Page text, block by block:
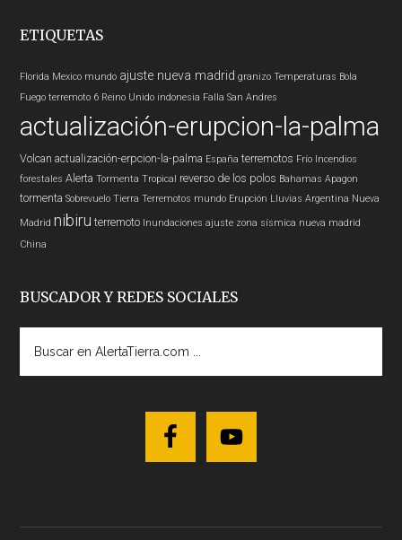
ETIQUETAS
Florida Mexico mundo ajuste nueva madrid granizo Temperaturas Bola
Fuego terremoto 6 Reino Unido indonesia Falla San Andres
actualización-erupcion-la-palma
Volcan actualización-erpcion-la-palma España terremotos Frío Incendios
forestales Alerta Tormenta Tropical reverso de los polos Bahamas Apagon
tormenta Sobrevuelo Tierra Terremotos mundo Erupción Lluvias Argentina Nueva
Madrid nibiru terremoto Inundaciones ajuste zona sísmica nueva madrid
China
BUSCADOR Y REDES SOCIALES
AlertaTierra.com